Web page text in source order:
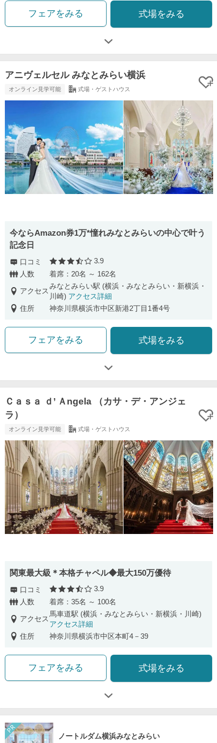
フェアをみる 式場をみる
アニヴェルセル みなとみらい横浜
オンライン見学可能 式場・ゲストハウス
今ならAmazon券1万*憧れみなとみらいの中心で叶う
記念日
口コミ 口コミ評価
3.9
人数
着席：20名 ～ 162名
アクセス
みなとみらい駅 (横浜・みなとみらい・新横浜・
川崎) アクセス詳細
住所
神奈川県横浜市中区新港2丁目1番4号
フェアをみる 式場をみる
Ｃａｓａ ｄ’ Ａngela （カサ・デ・アンジェ
ラ）
オンライン見学可能 式場・ゲストハウス
関東最大級＊本格チャペル◆最大150万優待
口コミ 口コミ評価
3.9
人数
着席：35名 ～ 100名
アクセス
馬車道駅 (横浜・みなとみらい・新横浜・川崎)
アクセス詳細
住所
神奈川県横浜市中区本町4－39
フェアをみる 式場をみる
ノートルダム横浜みなとみらい